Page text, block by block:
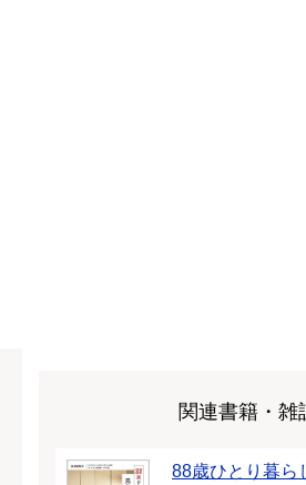
関連書籍・雑
88歳ひとり暮ら